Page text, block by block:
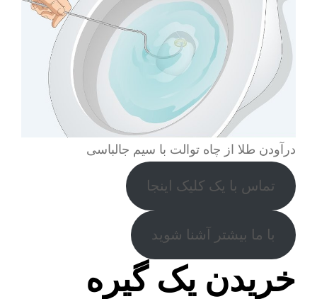
درآودن طلا از چاه توالت با سیم جالباسی
تماس با یک کلیک اینجا
با ما بیشتر آشنا شوید
خریدن یک گیره